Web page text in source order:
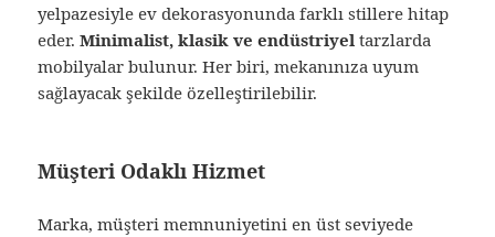
yelpazesiyle ev dekorasyonunda farklı stillere hitap
eder.Minimalist, klasik ve endüstriyel tarzlarda
mobilyalar bulunur. Her biri, mekanınıza uyum
sağlayacak şekilde özelleştirilebilir.
Müşteri Odaklı Hizmet
Marka, müşteri memnuniyetini en üst seviyede